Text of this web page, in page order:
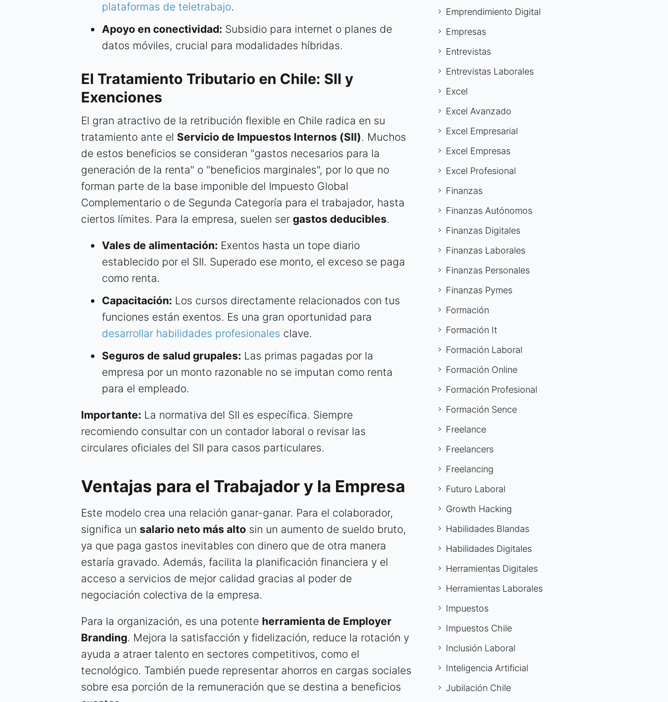
plataformas de teletrabajo.
Apoyo en conectividad: Subsidio para internet o planes de
datos móviles, crucial para modalidades híbridas.
El Tratamiento Tributario en Chile: SII y
Exenciones
El gran atractivo de la retribución flexible en Chile radica en su
tratamiento ante el Servicio de Impuestos Internos (SII). Muchos
de estos beneficios se consideran "gastos necesarios para la
generación de la renta" o "beneficios marginales", por lo que no
forman parte de la base imponible del Impuesto Global
Complementario o de Segunda Categoría para el trabajador, hasta
ciertos límites. Para la empresa, suelen ser gastos deducibles.
Vales de alimentación: Exentos hasta un tope diario
establecido por el SII. Superado ese monto, el exceso se paga
como renta.
Capacitación: Los cursos directamente relacionados con tus
funciones están exentos. Es una gran oportunidad para
desarrollar habilidades profesionales clave.
Seguros de salud grupales: Las primas pagadas por la
empresa por un monto razonable no se imputan como renta
para el empleado.
Importante: La normativa del SII es específica. Siempre
recomiendo consultar con un contador laboral o revisar las
circulares oficiales del SII para casos particulares.
Ventajas para el Trabajador y la Empresa
Este modelo crea una relación ganar-ganar. Para el colaborador,
significa un salario neto más alto sin un aumento de sueldo bruto,
ya que paga gastos inevitables con dinero que de otra manera
estaría gravado. Además, facilita la planificación financiera y el
acceso a servicios de mejor calidad gracias al poder de
negociación colectiva de la empresa.
Para la organización, es una potente herramienta de Employer
Branding. Mejora la satisfacción y fidelización, reduce la rotación y
ayuda a atraer talento en sectores competitivos, como el
tecnológico. También puede representar ahorros en cargas sociales
sobre esa porción de la remuneración que se destina a beneficios
Emprendimiento Digital
Empresas
Entrevistas
Entrevistas Laborales
Excel
Excel Avanzado
Excel Empresarial
Excel Empresas
Excel Profesional
Finanzas
Finanzas Autónomos
Finanzas Digitales
Finanzas Laborales
Finanzas Personales
Finanzas Pymes
Formación
Formación It
Formación Laboral
Formación Online
Formación Profesional
Formación Sence
Freelance
Freelancers
Freelancing
Futuro Laboral
Growth Hacking
Habilidades Blandas
Habilidades Digitales
Herramientas Digitales
Herramientas Laborales
Impuestos
Impuestos Chile
Inclusión Laboral
Inteligencia Artificial
Jubilación Chile